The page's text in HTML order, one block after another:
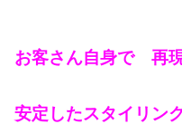
お客さん自身で 再
安定したスタイリン